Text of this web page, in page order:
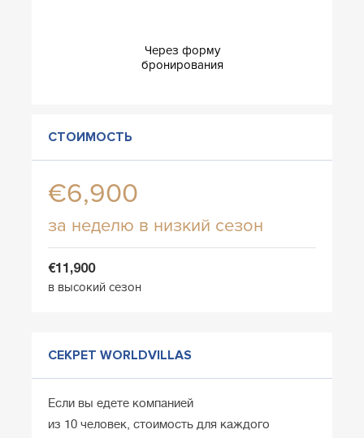
Через форму
бронирования
СТОИМОСТЬ
€6,900
за неделю в низкий сезон
€11,900
в высокий сезон
СЕКРЕТ WORLDVILLAS
Если вы едете компанией
из 10 человек, стоимость для каждого